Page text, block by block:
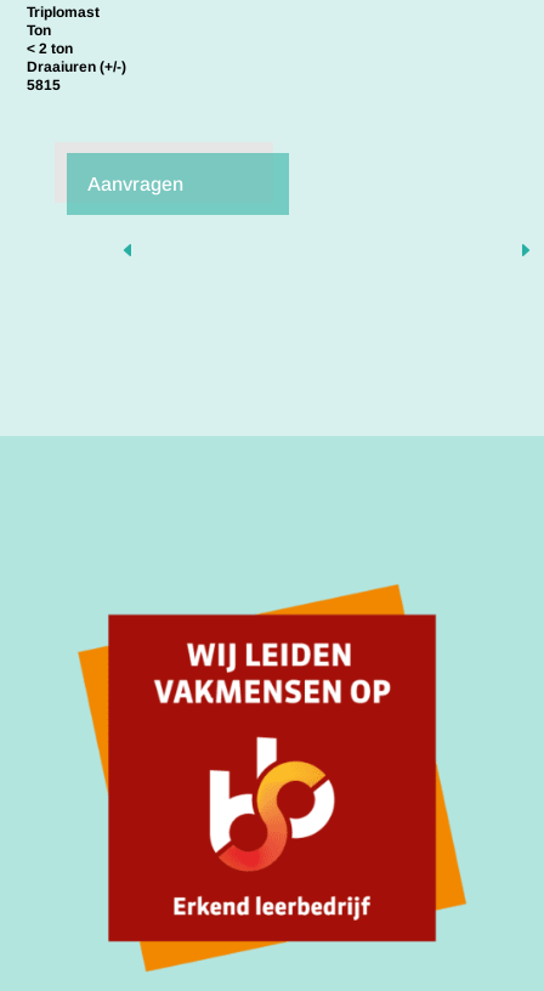
Triplomast
Ton
< 2 ton
Draaiuren (+/-)
5815
Aanvragen
D E